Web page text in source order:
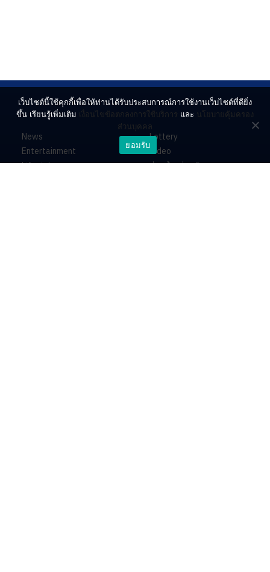
News
Entertainment
Lifestyle
Lottery
Video
ร่วมด้วยช่วยกัน
เว็บไซต์นี้ใช้คุกกี้เพื่อให้ท่านได้รับประสบการณ์การใช้งานเว็บไซต์ที่ดียิ่ง
ขึ้น เรียนรู้เพิ่มเติม เงื่อนไขข้อตกลงการใช้บริการ และ นโยบายคุ้มครอง
ส่วนบุคคล
ยอมรับ